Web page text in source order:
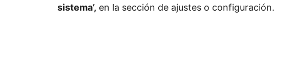
sistema’, en la sección de ajustes o configuración.